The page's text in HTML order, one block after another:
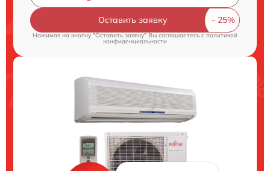
Оставить заявку
Нажимая на кнопку "Оставить заявку" Вы соглашаетесь cполитикой
конфиденциальности